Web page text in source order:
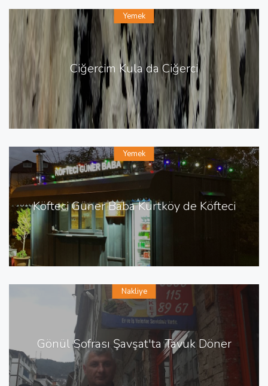
Ciğercim Kula da Ciğerci
Yemek
Köfteci Güner Baba Kurtköy de Köfteci
Yemek
Gönül Sofrası Şavşat'ta Tavuk Döner
Nakliye